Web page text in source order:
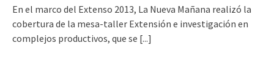
En el marco del Extenso 2013, La Nueva Mañana realizó la
cobertura de la mesa-taller Extensión e investigación en
complejos productivos, que se [...]